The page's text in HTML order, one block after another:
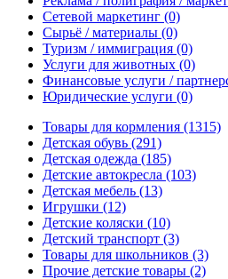
Сетевой маркетинг (0)
Сырьё / материалы (0)
Туризм / иммиграция (0)
Услуги для животных (0)
Финансовые услуги /
Юридические услуги (0)
Товары для кормления (1315)
Детская обувь (291)
Детская одежда (185)
Детские автокресла (103)
Детская мебель (13)
Игрушки (12)
Детские коляски (10)
Детский транспорт (3)
Товары для школьников (3)
Прочие детские товары (2)